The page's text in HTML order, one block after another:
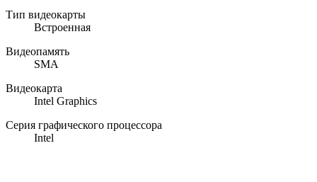
Тип видеокарты
Встроенная
Видеопамять
SMA
Видеокарта
Intel Graphics
Серия графического процессора
Intel